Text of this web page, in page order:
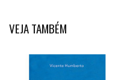
VEJA TAMBÉM